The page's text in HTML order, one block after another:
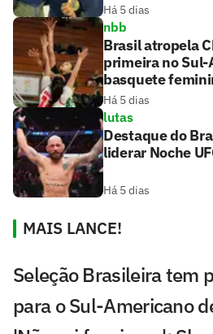
Há 5 dias
nbb
Brasil atropela
primeira no
basquete
Há 5 dias
lutas
Destaque do
liderar Noche
Há 5 dias
MAIS LANCE!
Seleção Brasileira tem
para o Sul-Americano